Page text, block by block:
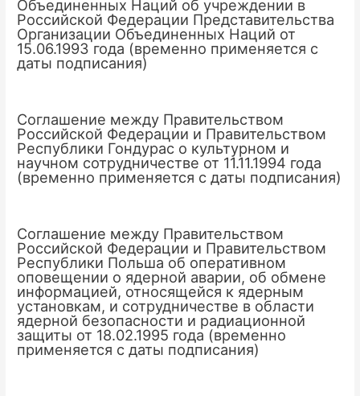
Объединенных Наций об учреждении в
Российской Федерации Представительства
Организации Объединенных Наций от
15.06.1993 года (временно применяется с
даты подписания)
Соглашение между Правительством
Российской Федерации и Правительством
Республики Гондурас о культурном и
научном сотрудничестве от 11.11.1994 года
(временно применяется с даты подписания)
Соглашение между Правительством
Российской Федерации и Правительством
Республики Польша об оперативном
оповещении о ядерной аварии, об обмене
информацией, относящейся к ядерным
установкам, и сотрудничестве в области
ядерной безопасности и радиационной
защиты от 18.02.1995 года (временно
применяется с даты подписания)